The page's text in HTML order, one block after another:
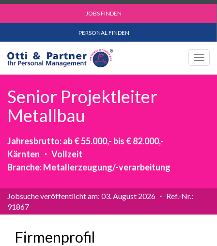
JOBS FINDEN
PERSONAL FINDEN
Senior Projektleiter
Metallbau
Jahresbrutto: ab € 55.000,- bis € 82.000,-
Kärnten ・ Vollzeit
Branche: Metallerzeugung/-verarbeitung
Jobsuche veröffentlicht am: 03. August 2026 ・ Ref.-Nr.:
91867
Firmenprofil